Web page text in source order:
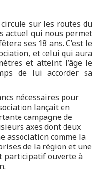
sur les routes du
actuel qui nous permet
ses 18 ans. C’est le
et celui qui aura
et atteint l’âge le
de lui accorder sa
nécessaires pour
lançait en
campagne de
axes dont deux
association comme la
de la région et une
participatif ouverte à